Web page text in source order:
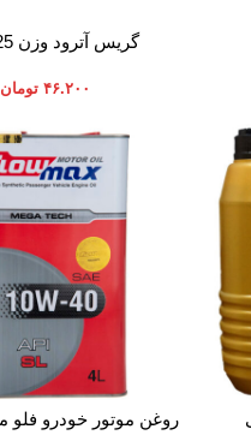
افزودن به سبد خرید
گریس آترود وزن 125 گرم
۴۶.۲۰۰ تومان
اطلاعات بیشتر